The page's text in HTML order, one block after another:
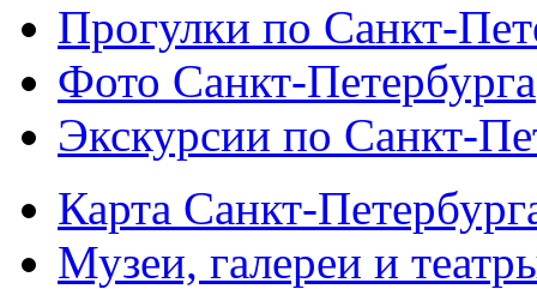
Прогулки по Санкт-
Фото Санкт-Петербурга
Экскурсии по Санкт-
Карта Санкт-
Музеи, галереи и